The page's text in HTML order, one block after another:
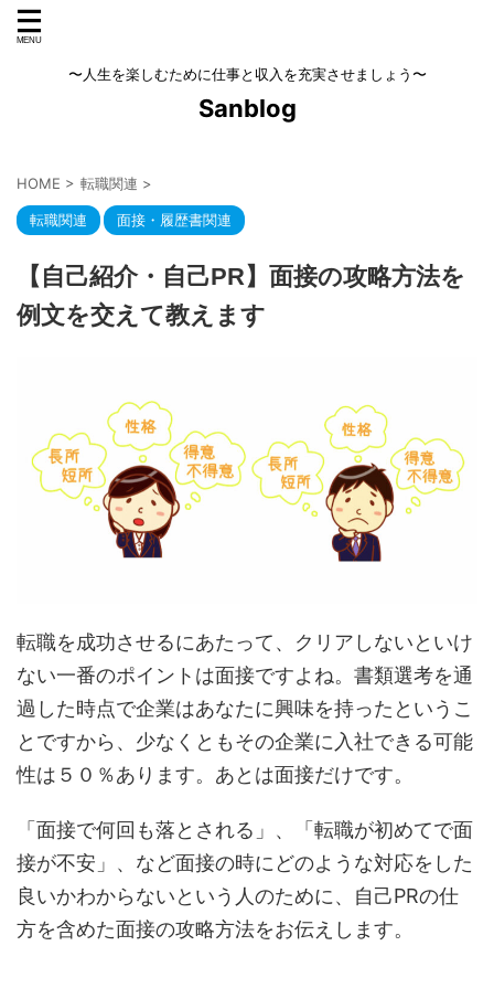
〜人生を楽しむために仕事と収入を充実させましょう〜
Sanblog
HOME > 転職関連 >
転職関連 面接・履歴書関連
【自己紹介・自己PR】面接の攻略方法を
例文を交えて教えます
転職を成功させるにあたって、クリアしないといけ
ない一番のポイントは面接ですよね。書類選考を通
過した時点で企業はあなたに興味を持ったというこ
とですから、少なくともその企業に入社できる可能
性は５０％あります。あとは面接だけです。
「面接で何回も落とされる」、「転職が初めてで面
接が不安」、など面接の時にどのような対応をした
良いかわからないという人のために、自己PRの仕
方を含めた面接の攻略方法をお伝えします。